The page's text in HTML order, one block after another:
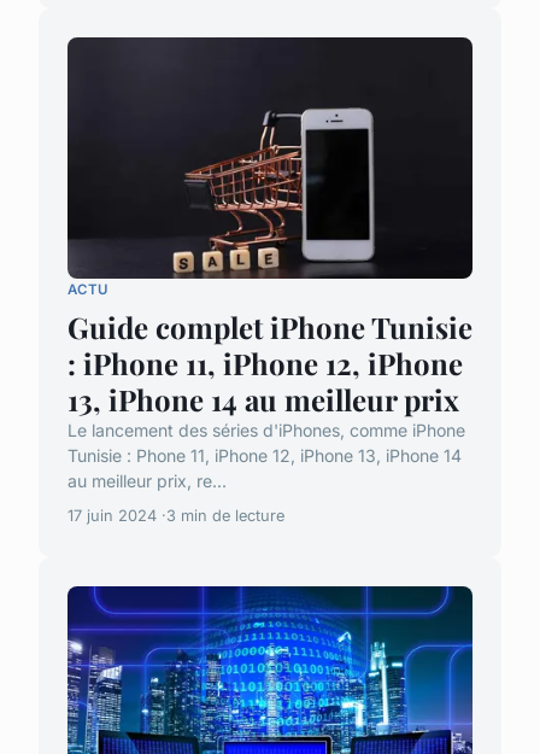
ACTU
Guide complet iPhone Tunisie
: iPhone 11, iPhone 12, iPhone
13, iPhone 14 au meilleur prix
Le lancement des séries d'iPhones, comme iPhone
Tunisie : Phone 11, iPhone 12, iPhone 13, iPhone 14
au meilleur prix, re...
17 juin 2024 3 min de lecture